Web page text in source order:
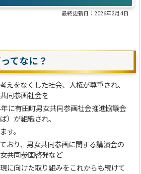
最終更新日：2026年2月4日
てなに？
えをなくした社会、人権が尊重され、
同参画社会を
に有田町男女共同参画社会推進協議会
）が組織され、
す。
おり、男女共同参画に関する講演会の
共同参画啓発など
に向けた取り組みをこれからも続けて